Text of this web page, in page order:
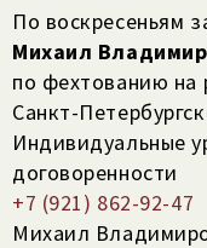
По воскресеньям
Михаил
по фехтованию на
Санкт-
Индивидуальные
договоренности
+7 (921) 862-92-47
Михаил